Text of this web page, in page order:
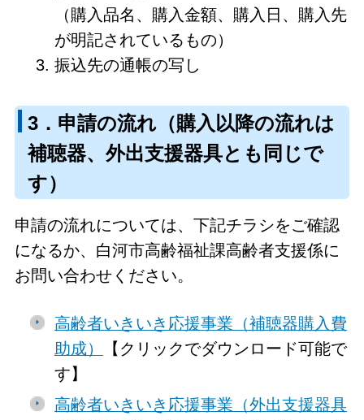
（購入品名、購入金額、購入日、購入先
が明記されているもの）
振込先の通帳の写し
3．申請の流れ（購入以降の流れは
補聴器、外出支援器具とも同じで
す）
申請の流れについては、下記チラシをご確認
になるか、白河市高齢福祉課高齢者支援係に
お問い合わせください。
高齢者いきいき応援事業（補聴器購入費
助成）
【クリックでダウンロード可能で
す】
高齢者いきいき応援事業（外出支援器具